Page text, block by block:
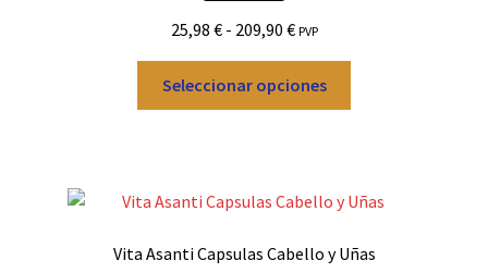
25,98 € - 209,90 €Rango
de
precios:
desde
209,90 €
PVP
Seleccionar opciones
Las
se
Vita Asanti Capsulas Cabello y Uñas